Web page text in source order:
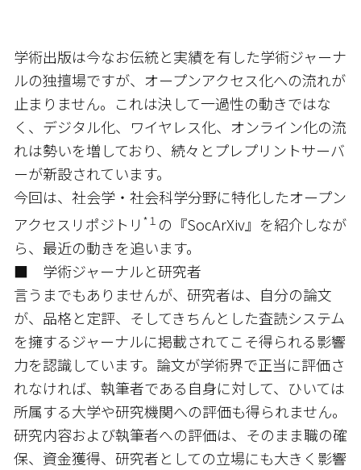
学術出版は今なお伝統と実績を有した学術ジャーナ
ルの独擅場ですが、オープンアクセス化への流れが
止まりません。これは決して一過性の動きではな
く、デジタル化、ワイヤレス化、オンライン化の流
れは勢いを増しており、続々とプレプリントサーバ
ーが新設されています。
今回は、社会学・社会科学分野に特化したオープン
アクセスリポジトリ *１ の『SocArXiv』を紹介しなが
ら、最近の動きを追います。
■ 学術ジャーナルと研究者
言うまでもありませんが、研究者は、自分の論文
が、品格と定評、そしてきちんとした査読システム
を擁するジャーナルに掲載されてこそ得られる影響
力を認識しています。論文が学術界で正当に評価さ
れなければ、執筆者である自身に対して、ひいては
所属する大学や研究機関への評価も得られません。
研究内容および執筆者への評価は、そのまま職の確
保、資金獲得、研究者としての立場にも大きく影響